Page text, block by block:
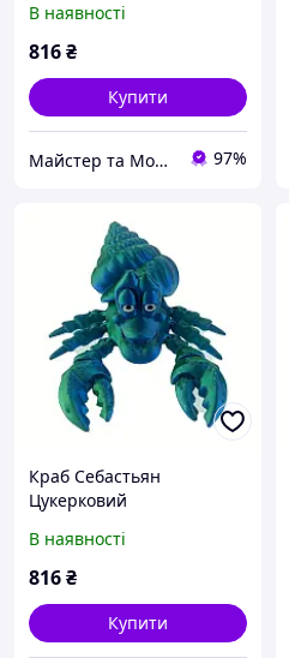
В наявності
816₴
Купити
Майстер та Модниця 97%
Краб Себастьян
Цукерковий
В наявності
816₴
Купити